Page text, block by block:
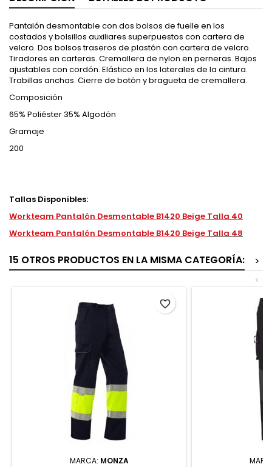
Pantalón desmontable con dos bolsos de fuelle en los
costados y bolsillos auxiliares superpuestos con cartera de
velcro. Dos bolsos traseros de plastón con cartera de velcro.
Tiradores en carteras. Cremallera de nylon en perneras. Bajos
ajustables con cordón. Elástico en los laterales de la cintura.
Trabillas anchas. Cierre de botón y bragueta de cremallera.
Composición
65% Poliéster 35% Algodón
Gramaje
200
Tallas Disponibles:
Workteam Pantalón Desmontable B1420 Beige Talla 40
Workteam Pantalón Desmontable B1420 Beige Talla 48
15 OTROS PRODUCTOS EN LA MISMA CATEGORÍA:
>
<
MARCA: MONZA
favorite_border